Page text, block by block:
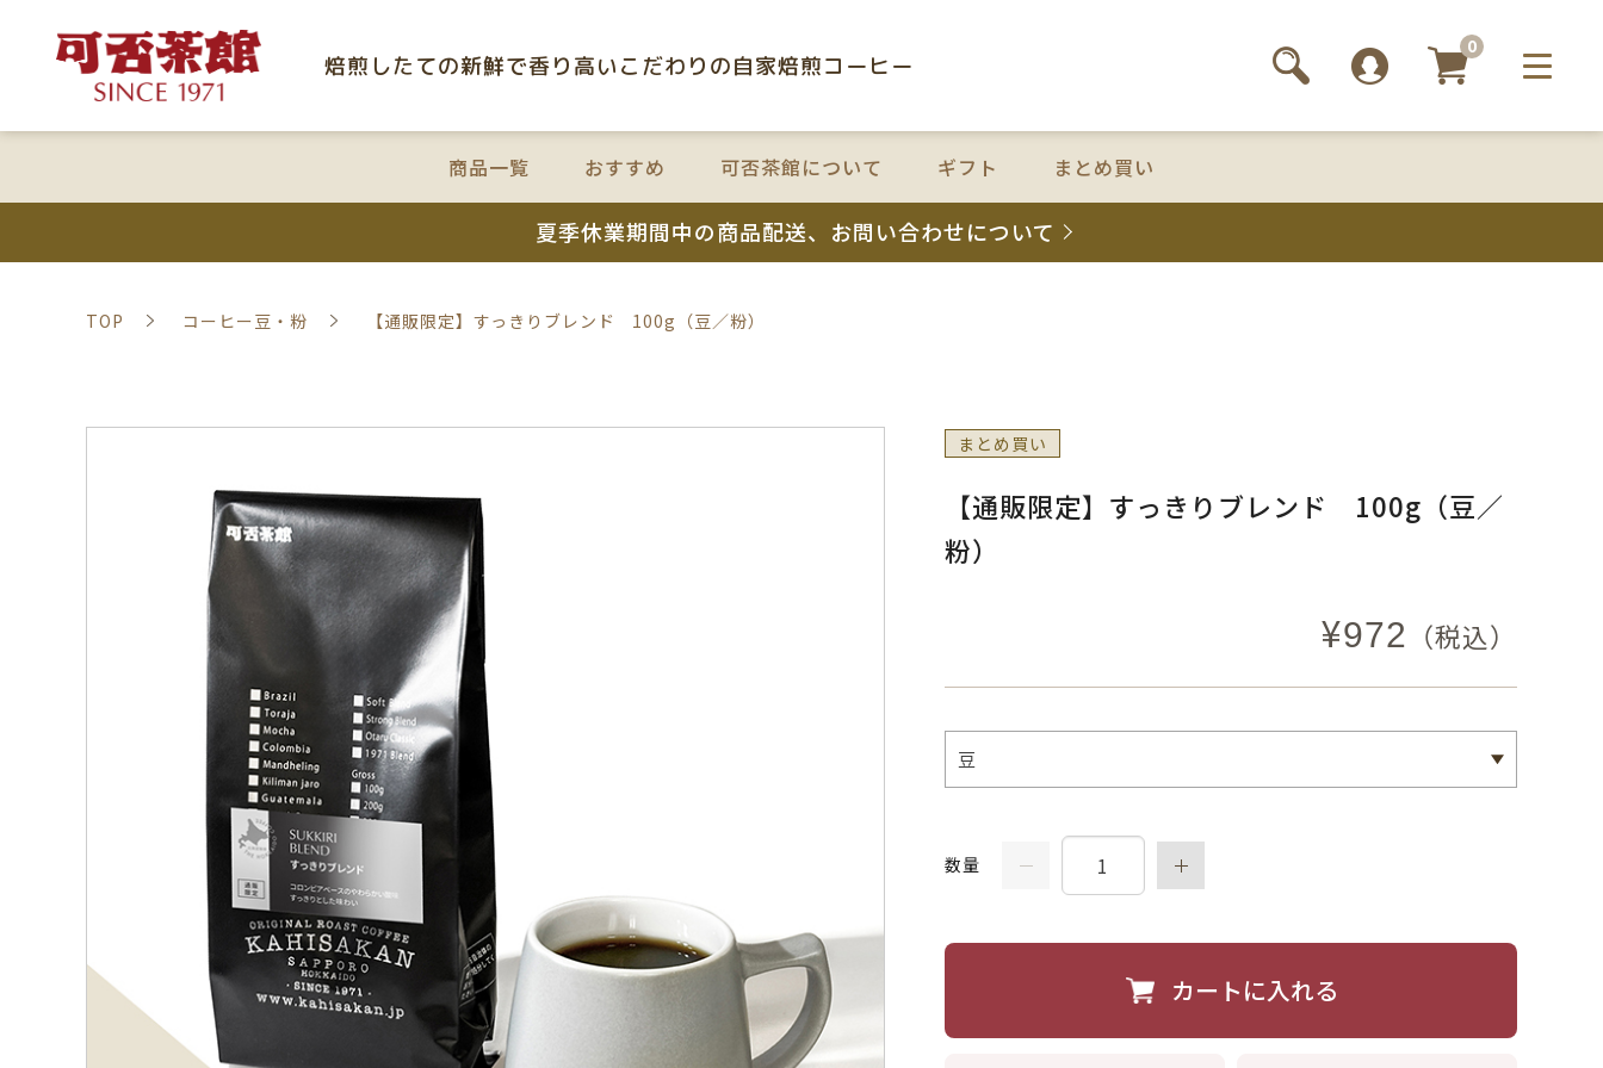
焙煎したての新鮮で⾹り⾼いこだわりの⾃家焙煎コーヒー
0
商品一覧 おすすめ 可否茶館について ギフト まとめ買い
夏季休業期間中の商品配送、お問い合わせについて
TOP コーヒー豆・粉 【通販限定】すっきりブレンド 100g（豆／粉）
まとめ買い
【通販限定】すっきりブレンド 100g（豆／
粉）
¥972 （税込）
数量
カートに入れる